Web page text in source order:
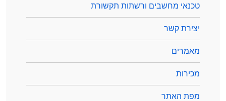
טכנאי מחשבים ורשתות תקשורת
יצירת קשר
מאמרים
מכירות
מפת האתר